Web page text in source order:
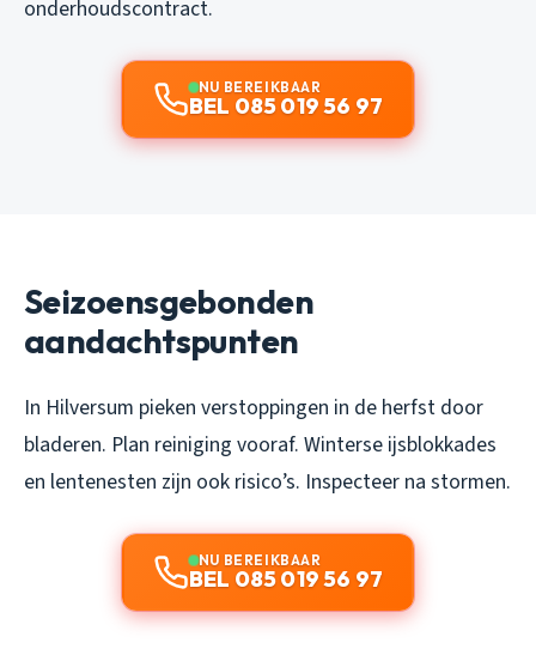
onderhoudscontract.
NU BEREIKBAAR
BEL 085 019 56 97
Seizoensgebonden
aandachtspunten
In Hilversum pieken verstoppingen in de herfst door
bladeren. Plan reiniging vooraf. Winterse ijsblokkades
en lentenesten zijn ook risico’s. Inspecteer na stormen.
NU BEREIKBAAR
BEL 085 019 56 97